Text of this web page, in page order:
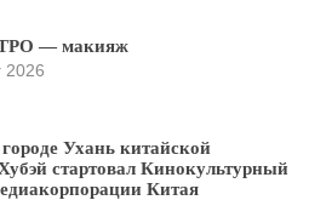
— макияж
2026
Ухань китайской
стартовал Кинокультурный
Китая